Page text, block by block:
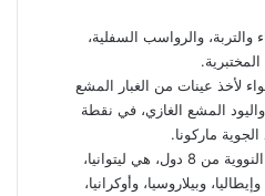
والتربة، والرواسب السفلية،
المختبرية.
لأخذ عينات من الغبار المشع
المشع الغازي، في نقطة
ماركونا.
كما أجرى خبراء في الصناعات النووية من 8 دول، هي ليتوانيا،
وبيلاروسيا، وأوكرانيا،